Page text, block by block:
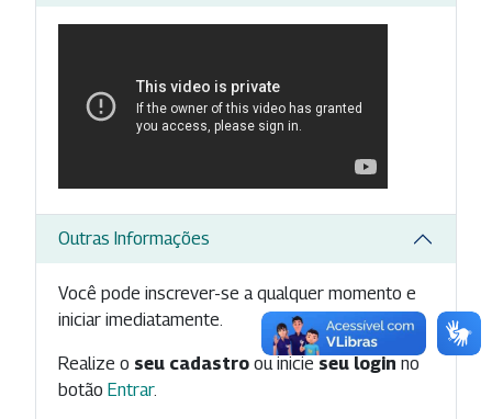
Outras Informações
Você pode inscrever-se a qualquer momento e
iniciar imediatamente.
Realize o seu cadastro ou inicie seu login no
botão Entrar.